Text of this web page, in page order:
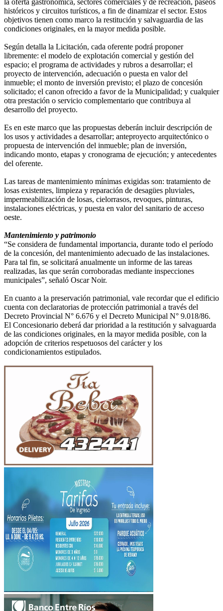
históricos y circuitos turísticos, a fin de dinamizar el sector. Estos
objetivos tienen como marco la restitución y salvaguardia de las
condiciones originales, en la mayor medida posible.
Según detalla la Licitación, cada oferente podrá proponer
libremente: el modelo de explotación comercial y gestión del
espacio; el programa de actividades y rubros a desarrollar; el
proyecto de intervención, adecuación o puesta en valor del
inmueble; el monto de inversión previsto; el plazo de concesión
solicitado; el canon ofrecido a favor de la Municipalidad; y cualquier
otra prestación o servicio complementario que contribuya al
desarrollo del proyecto.
Es en este marco que las propuestas deberán incluir descripción de
los usos y actividades a desarrollar; anteproyecto arquitectónico o
propuesta de intervención del inmueble; plan de inversión,
indicando monto, etapas y cronograma de ejecución; y antecedentes
del oferente.
Las tareas de mantenimiento mínimas exigidas son: tratamiento de
losas existentes, limpieza y reparación de desagües pluviales,
impermeabilización de losas, cielorrasos, revoques, pinturas,
instalaciones eléctricas, y puesta en valor del sanitario de acceso
oeste.
Mantenimiento y patrimonio
“Se considera de fundamental importancia, durante todo el período
de la concesión, del mantenimiento adecuado de las instalaciones.
Para tal fin, se solicitará anualmente un informe de las tareas
realizadas, las que serán corroboradas mediante inspecciones
municipales”, señaló Oscar Noir.
En cuanto a la preservación patrimonial, vale recordar que el edificio
cuenta con declaratorias de protección patrimonial a través del
Decreto Provincial N° 6.676 y el Decreto Municipal N° 9.018/86.
El Concesionario deberá dar prioridad a la restitución y salvaguarda
de las condiciones originales, en la mayor medida posible, con la
adopción de criterios respetuosos del carácter y los
condicionamientos estipulados.